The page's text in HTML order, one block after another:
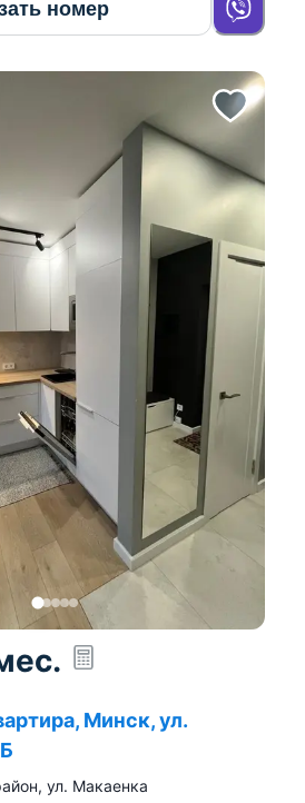
номер
Минск, ул.
, ул. Макаенка